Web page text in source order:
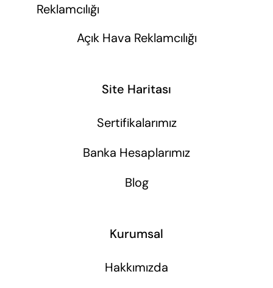
Reklamcılığı
Açık Hava Reklamcılığı
Site Haritası
Sertifikalarımız
Banka Hesaplarımız
Blog
Kurumsal
Hakkımızda